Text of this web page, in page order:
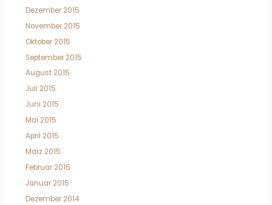
Dezember 2015
November 2015
Oktober 2015
September 2015
August 2015
Juli 2015
Juni 2015
Mai 2015
April 2015
März 2015
Februar 2015
Januar 2015
Dezember 2014